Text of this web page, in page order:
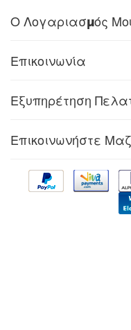
Ο Λογαριασμός
Επικοινωνία
Εξυπηρέτηση
Επικοινωνήστε